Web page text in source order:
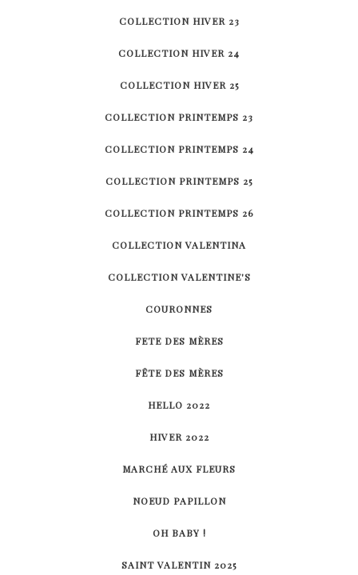
COLLECTION HIVER 23
COLLECTION HIVER 24
COLLECTION HIVER 25
COLLECTION PRINTEMPS 23
COLLECTION PRINTEMPS 24
COLLECTION PRINTEMPS 25
COLLECTION PRINTEMPS 26
COLLECTION VALENTINA
COLLECTION VALENTINE'S
COURONNES
FETE DES MÈRES
FÊTE DES MÈRES
HELLO 2022
HIVER 2022
MARCHÉ AUX FLEURS
NOEUD PAPILLON
OH BABY !
SAINT VALENTIN 2025